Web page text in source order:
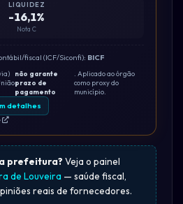
LIQUIDEZ
-16,1%
Nota C
fiscal (ICF/Siconfi): BICF
não garante
prazo de
pagamento
. Aplicado ao órgão
como proxy do
município.
detalhes
prefeitura? Veja o painel
de Louveira — saúde fiscal,
reais de fornecedores.